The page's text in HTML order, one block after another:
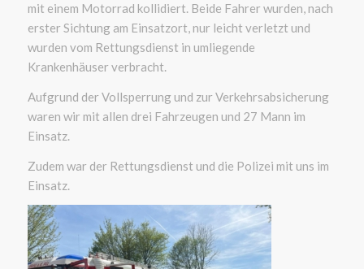
mit einem Motorrad kollidiert. Beide Fahrer wurden, nach
erster Sichtung am Einsatzort, nur leicht verletzt und
wurden vom Rettungsdienst in umliegende
Krankenhäuser verbracht.
Aufgrund der Vollsperrung und zur Verkehrsabsicherung
waren wir mit allen drei Fahrzeugen und 27 Mann im
Einsatz.
Zudem war der Rettungsdienst und die Polizei mit uns im
Einsatz.